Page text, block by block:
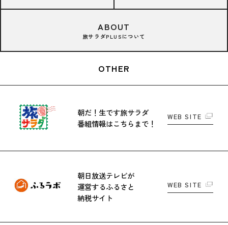
ABOUT
旅サラダPLUSについて
OTHER
朝だ！生です旅サラダ
番組情報はこちらまで！
WEB SITE
朝日放送テレビが
運営するふるさと
納税サイト
WEB SITE